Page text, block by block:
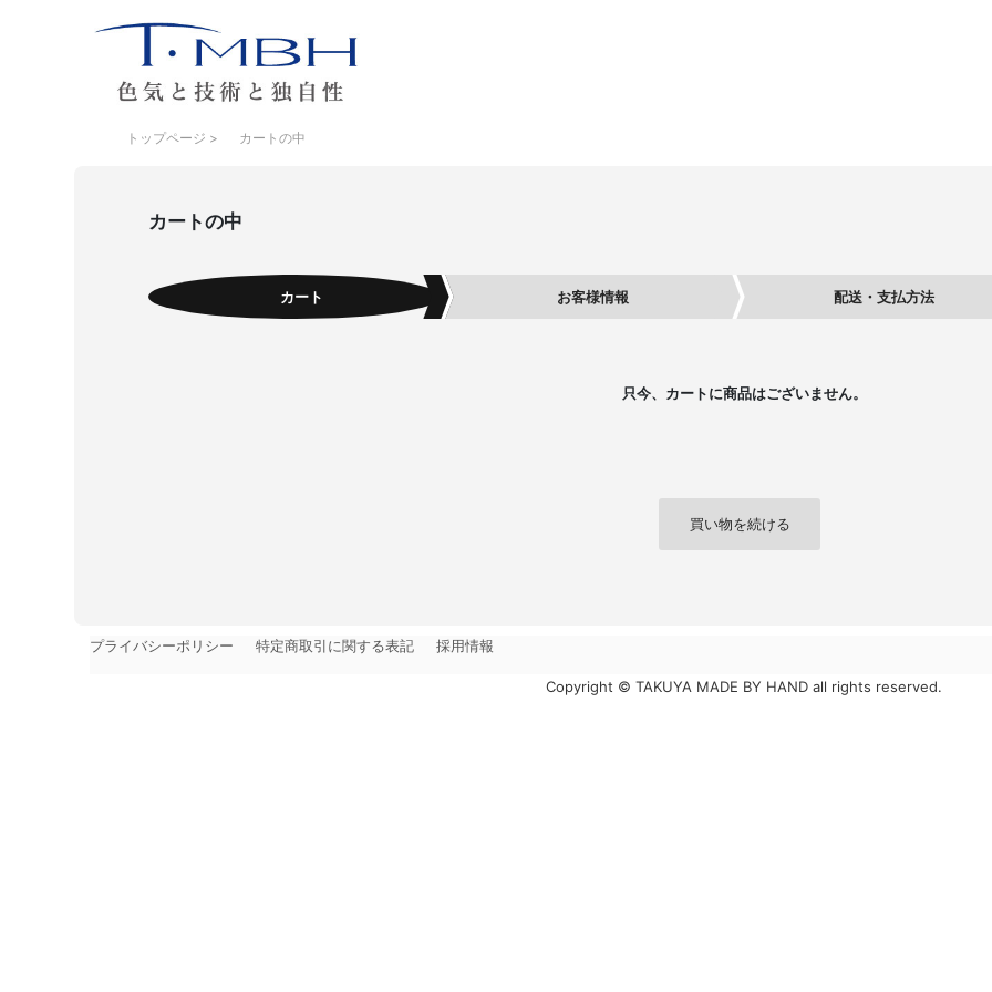
トップページ > カートの中
カートの中
カート お客様情報 配送・支払方法
只今、カートに商品はございません。
プライバシーポリシー 特定商取引に関する表記 採用情報
Copyright © TAKUYA MADE BY HAND all rights reserved.